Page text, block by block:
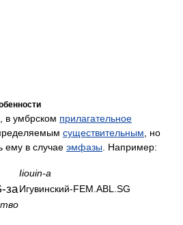
, в умбрском прилагательное
существительным , но
ему в случае эмфазы . Например:
Iiouin-a
заИгувинский-FEM.ABL.SG